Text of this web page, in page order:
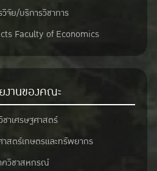
วิจัย/บริการวิชาการ
Faculty of Economics
งานของคณะ
าเศรษฐศาสตร์
าสตร์เกษตรและทรัพยากร
ควิชาสหกรณ์